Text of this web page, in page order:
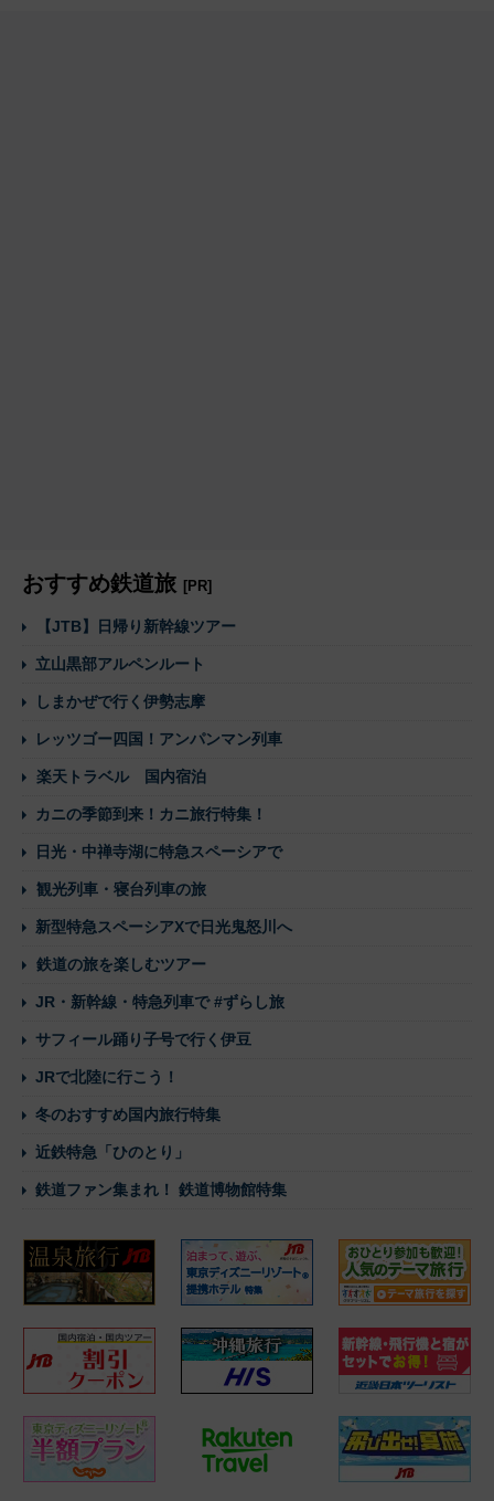
おすすめ鉄道旅 [PR]
【JTB】日帰り新幹線ツアー
立山黒部アルペンルート
しまかぜで行く伊勢志摩
レッツゴー四国！アンパンマン列車
楽天トラベル 国内宿泊
カニの季節到来！カニ旅行特集！
日光・中禅寺湖に特急スペーシアで
観光列車・寝台列車の旅
新型特急スペーシアXで日光鬼怒川へ
鉄道の旅を楽しむツアー
JR・新幹線・特急列車で #ずらし旅
サフィール踊り子号で行く伊豆
JRで北陸に行こう！
冬のおすすめ国内旅行特集
近鉄特急「ひのとり」
鉄道ファン集まれ！ 鉄道博物館特集